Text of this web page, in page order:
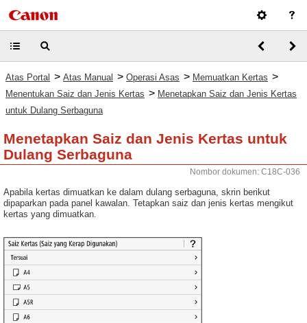
Atas Portal > Atas Manual > Operasi Asas > Memuatkan Kertas >
Menentukan Saiz dan Jenis Kertas > Menetapkan Saiz dan Jenis Kertas
untuk Dulang Serbaguna
Menetapkan Saiz dan Jenis Kertas untuk
Dulang Serbaguna
Nombor dokumen: C18C-036
Apabila kertas dimuatkan ke dalam dulang serbaguna, skrin berikut
dipaparkan pada panel kawalan. Tetapkan saiz dan jenis kertas mengikut
kertas yang dimuatkan.